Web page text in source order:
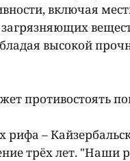
включая
высокой
противостоять
рифа –
трёх лет. "Наши